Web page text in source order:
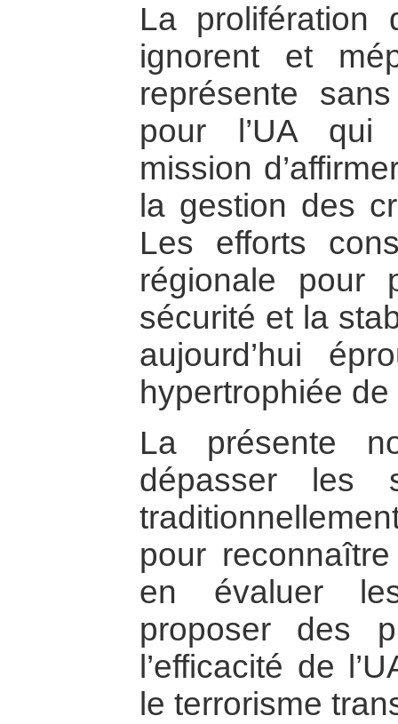
La prolifération
ignorent et
représente
pour l’UA qui
mission
la gestion des
Les efforts
régionale pour
sécurité et la
aujourd’hui
hypertrophiée
La présente
dépasser les
pour
en évaluer
proposer des
l’efficacité de
le terrorisme